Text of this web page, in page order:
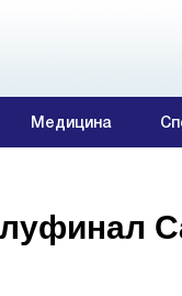
Медицина